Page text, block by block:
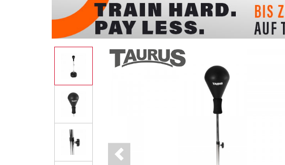
Previous